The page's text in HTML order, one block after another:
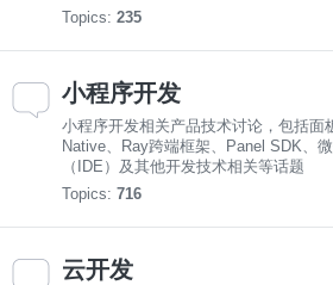
Topics: 235
小程序开发
小程序开发相关产品技术讨论，包括面
Native、Ray跨端框架、Panel SDK、
（IDE）及其他开发技术相关等话题
Topics: 716
云开发